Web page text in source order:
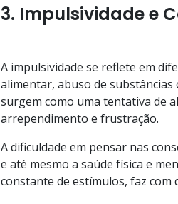
3. Impulsividade e
A impulsividade se reflete em
alimentar, abuso de
surgem como uma tentativa de
arrependimento e frustração.
A dificuldade em pensar nas
e até mesmo a saúde física e
constante de estímulos, faz